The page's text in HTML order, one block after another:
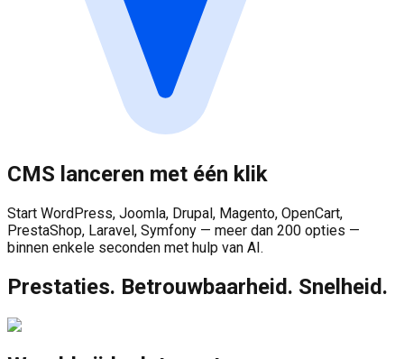
CMS lanceren met één klik
Start WordPress, Joomla, Drupal, Magento, OpenCart,
PrestaShop, Laravel, Symfony — meer dan 200 opties —
binnen enkele seconden met hulp van AI.
Prestaties. Betrouwbaarheid. Snelheid.